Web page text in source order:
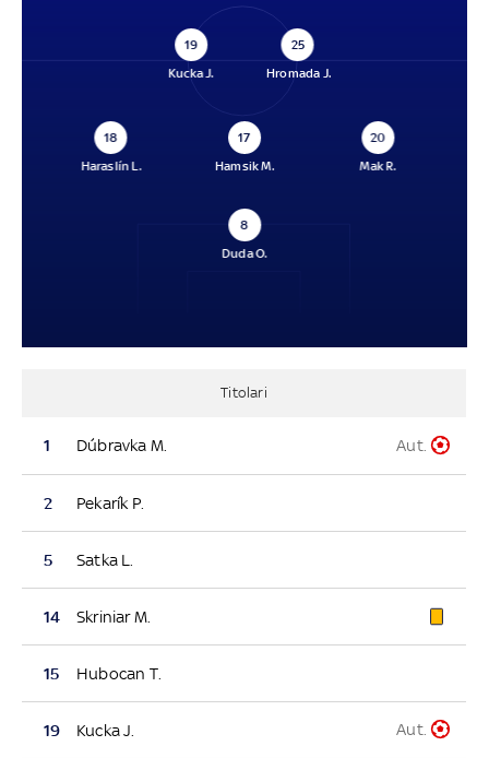
19
Kucka J.
25
Hromada J.
18
Haraslín L.
17
Hamsik M.
20
Mak R.
8
Duda O.
Titolari
1 Dúbravka M. Aut.
2 Pekarík P.
5 Satka L.
14 Skriniar M.
15 Hubocan T.
19 Kucka J. Aut.